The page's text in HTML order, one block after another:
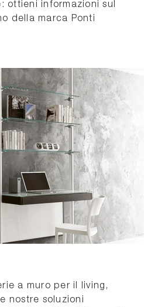
ottieni informazioni sul
della marca Ponti
a muro per il living,
nostre soluzioni